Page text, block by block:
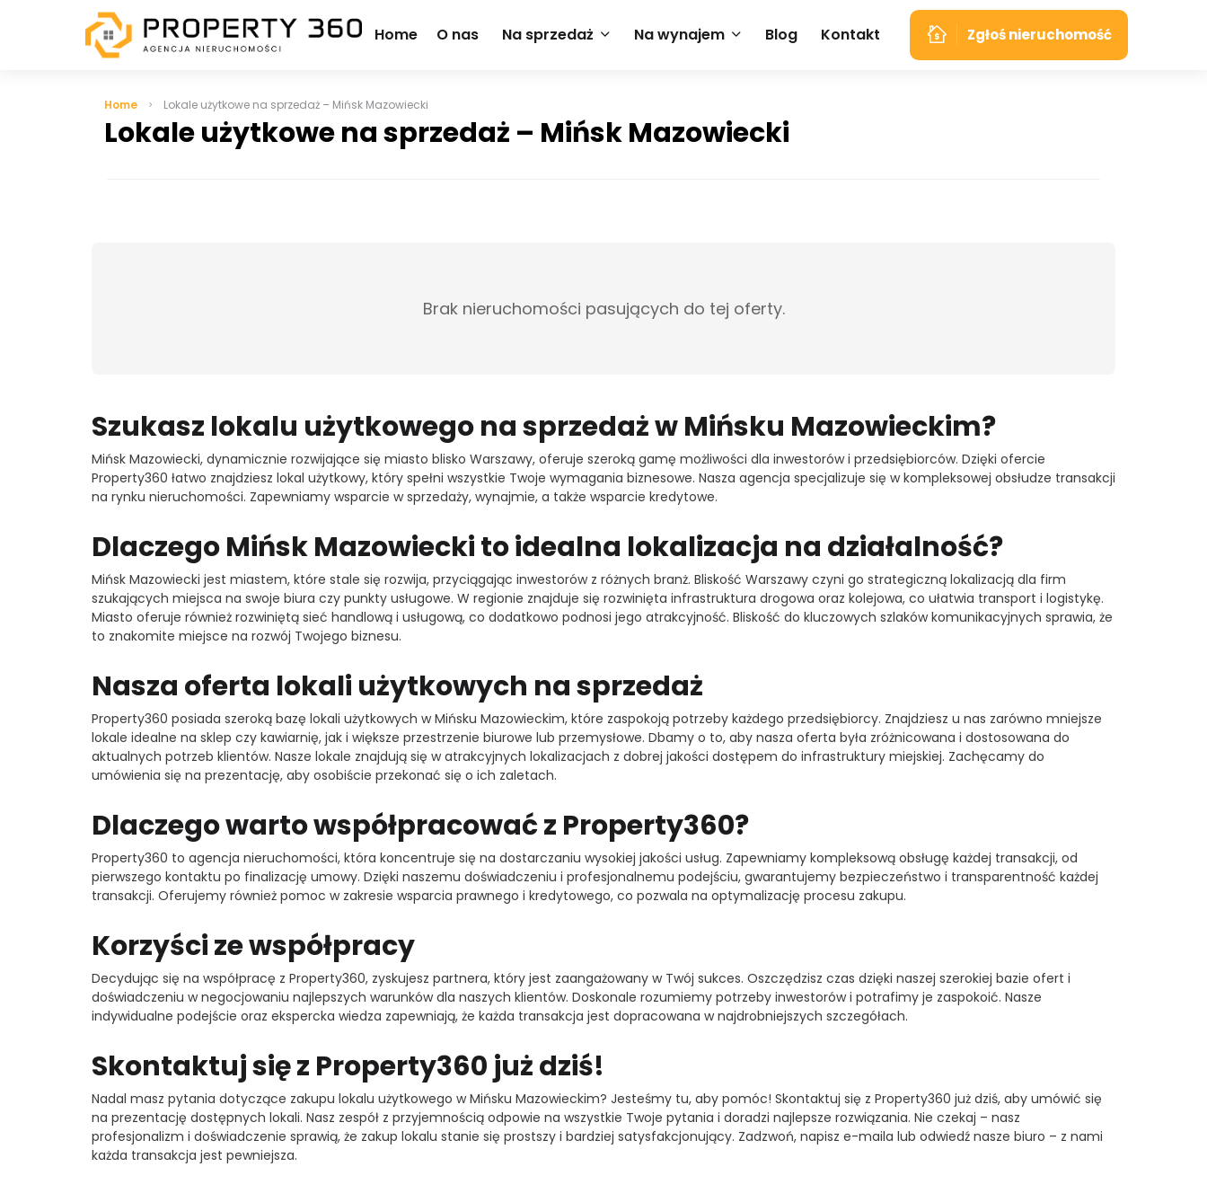
Home O nas Na sprzedaż Na wynajem Blog Kontakt Zgłoś nieruchomość
Home Lokale użytkowe na sprzedaż – Mińsk Mazowiecki
Lokale użytkowe na sprzedaż – Mińsk Mazowiecki
Brak nieruchomości pasujących do tej oferty.
Szukasz lokalu użytkowego na sprzedaż w Mińsku Mazowieckim?
Mińsk Mazowiecki, dynamicznie rozwijające się miasto blisko Warszawy, oferuje szeroką gamę możliwości dla inwestorów i przedsiębiorców. Dzięki ofercie
Property360 łatwo znajdziesz lokal użytkowy, który spełni wszystkie Twoje wymagania biznesowe. Nasza agencja specjalizuje się w kompleksowej obsłudze transakcji
na rynku nieruchomości. Zapewniamy wsparcie w sprzedaży, wynajmie, a także wsparcie kredytowe.
Dlaczego Mińsk Mazowiecki to idealna lokalizacja na działalność?
Mińsk Mazowiecki jest miastem, które stale się rozwija, przyciągając inwestorów z różnych branż. Bliskość Warszawy czyni go strategiczną lokalizacją dla firm
szukających miejsca na swoje biura czy punkty usługowe. W regionie znajduje się rozwinięta infrastruktura drogowa oraz kolejowa, co ułatwia transport i logistykę.
Miasto oferuje również rozwiniętą sieć handlową i usługową, co dodatkowo podnosi jego atrakcyjność. Bliskość do kluczowych szlaków komunikacyjnych sprawia, że
to znakomite miejsce na rozwój Twojego biznesu.
Nasza oferta lokali użytkowych na sprzedaż
Property360 posiada szeroką bazę lokali użytkowych w Mińsku Mazowieckim, które zaspokoją potrzeby każdego przedsiębiorcy. Znajdziesz u nas zarówno mniejsze
lokale idealne na sklep czy kawiarnię, jak i większe przestrzenie biurowe lub przemysłowe. Dbamy o to, aby nasza oferta była zróżnicowana i dostosowana do
aktualnych potrzeb klientów. Nasze lokale znajdują się w atrakcyjnych lokalizacjach z dobrej jakości dostępem do infrastruktury miejskiej. Zachęcamy do
umówienia się na prezentację, aby osobiście przekonać się o ich zaletach.
Dlaczego warto współpracować z Property360?
Property360 to agencja nieruchomości, która koncentruje się na dostarczaniu wysokiej jakości usług. Zapewniamy kompleksową obsługę każdej transakcji, od
pierwszego kontaktu po finalizację umowy. Dzięki naszemu doświadczeniu i profesjonalnemu podejściu, gwarantujemy bezpieczeństwo i transparentność każdej
transakcji. Oferujemy również pomoc w zakresie wsparcia prawnego i kredytowego, co pozwala na optymalizację procesu zakupu.
Korzyści ze współpracy
Decydując się na współpracę z Property360, zyskujesz partnera, który jest zaangażowany w Twój sukces. Oszczędzisz czas dzięki naszej szerokiej bazie ofert i
doświadczeniu w negocjowaniu najlepszych warunków dla naszych klientów. Doskonale rozumiemy potrzeby inwestorów i potrafimy je zaspokoić. Nasze
indywidualne podejście oraz ekspercka wiedza zapewniają, że każda transakcja jest dopracowana w najdrobniejszych szczegółach.
Skontaktuj się z Property360 już dziś!
Nadal masz pytania dotyczące zakupu lokalu użytkowego w Mińsku Mazowieckim? Jesteśmy tu, aby pomóc! Skontaktuj się z Property360 już dziś, aby umówić się
na prezentację dostępnych lokali. Nasz zespół z przyjemnością odpowie na wszystkie Twoje pytania i doradzi najlepsze rozwiązania. Nie czekaj – nasz
profesjonalizm i doświadczenie sprawią, że zakup lokalu stanie się prostszy i bardziej satysfakcjonujący. Zadzwoń, napisz e-maila lub odwiedź nasze biuro – z nami
każda transakcja jest pewniejsza.